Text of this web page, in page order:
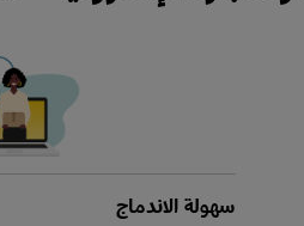
سهولة الاندماج